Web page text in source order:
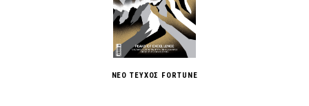
ΝΕΟ ΤΕΥΧΟΣ FORTUNE